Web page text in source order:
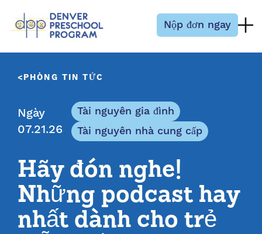
Nộp đơn ngay
PHÒNG TIN TỨC
Ngày
07.21.26
Tài nguyên gia đình
Tài nguyên nhà cung cấp
Hãy đón nghe!
Những podcast hay
nhất dành cho trẻ